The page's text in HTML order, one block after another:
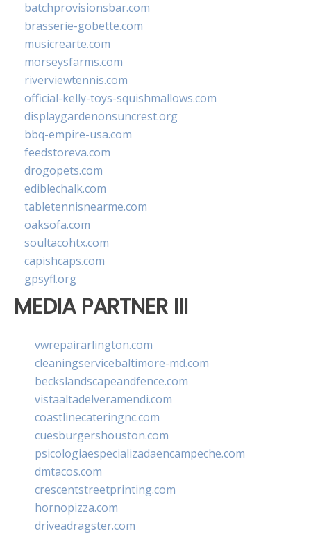
batchprovisionsbar.com
brasserie-gobette.com
musicrearte.com
morseysfarms.com
riverviewtennis.com
official-kelly-toys-squishmallows.com
displaygardenonsuncrest.org
bbq-empire-usa.com
feedstoreva.com
drogopets.com
ediblechalk.com
tabletennisnearme.com
oaksofa.com
soultacohtx.com
capishcaps.com
gpsyfl.org
MEDIA PARTNER III
vwrepairarlington.com
cleaningservicebaltimore-md.com
beckslandscapeandfence.com
vistaaltadelveramendi.com
coastlinecateringnc.com
cuesburgershouston.com
psicologiaespecializadaencampeche.com
dmtacos.com
crescentstreetprinting.com
hornopizza.com
driveadragster.com